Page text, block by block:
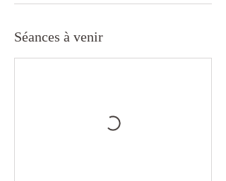
Séances à venir